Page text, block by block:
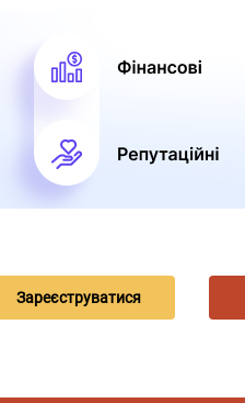
Зареєструватися